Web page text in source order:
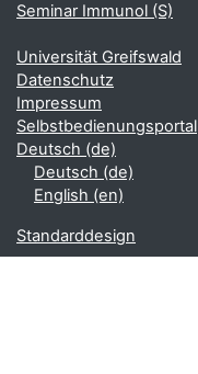
Seminar Immunol (S)
Universität Greifswald
Datenschutz
Impressum
Selbstbedienungsportal
Deutsch ‎(de)‎
Deutsch ‎(de)‎
English ‎(en)‎
Standarddesign